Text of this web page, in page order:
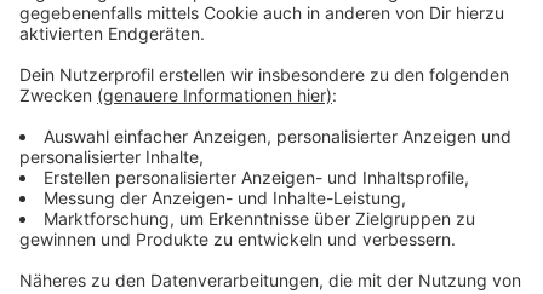
Weiter Infos und Links zu diesem Thema
Zusammenleben mit Stadttauben in Düsseldorf
Der Tierschutzbund zur Zusammenarbeit mit
Düsseldorf